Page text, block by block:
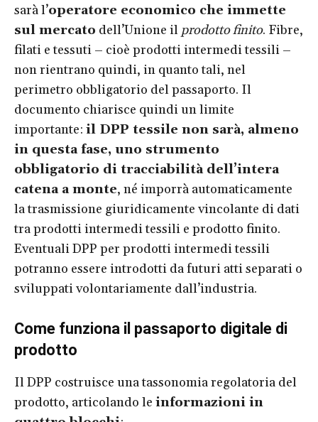
sarà l’operatore economico che immette
sul mercato dell’Unione il prodotto finito. Fibre,
filati e tessuti – cioè prodotti intermedi tessili –
non rientrano quindi, in quanto tali, nel
perimetro obbligatorio del passaporto. Il
documento chiarisce quindi un limite
importante: il DPP tessile non sarà, almeno
in questa fase, uno strumento
obbligatorio di tracciabilità dell’intera
catena a monte, né imporrà automaticamente
la trasmissione giuridicamente vincolante di dati
tra prodotti intermedi tessili e prodotto finito.
Eventuali DPP per prodotti intermedi tessili
potranno essere introdotti da futuri atti separati o
sviluppati volontariamente dall’industria.
Come funziona il passaporto digitale di
prodotto
Il DPP costruisce una tassonomia regolatoria del
prodotto, articolando le informazioni in